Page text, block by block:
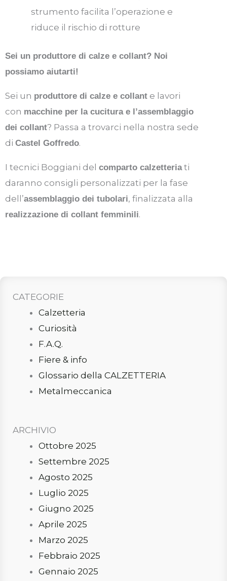
strumento facilita l’operazione e
riduce il rischio di rotture
Sei un produttore di calze e collant? Noi
possiamo aiutarti!
Sei un produttore di calze e collant e lavori
con macchine per la cucitura e l’assemblaggio
dei collant? Passa a trovarci nella nostra sede
di Castel Goffredo.
I tecnici Boggiani del comparto calzetteriati
daranno consigli personalizzati per la fase
dell’assemblaggio dei tubolari, finalizzata alla
realizzazione di collant femminili.
CATEGORIE
Calzetteria
Curiosità
F.A.Q.
Fiere & info
Glossario della CALZETTERIA
Metalmeccanica
ARCHIVIO
Ottobre 2025
Settembre 2025
Agosto 2025
Luglio 2025
Giugno 2025
Aprile 2025
Marzo 2025
Febbraio 2025
Gennaio 2025